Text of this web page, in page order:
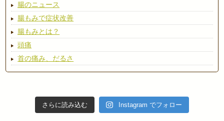
腸のニュース
腸もみで症状改善
腸もみとは？
頭痛
首の痛み、だるさ
さらに読み込む Instagram でフォロー